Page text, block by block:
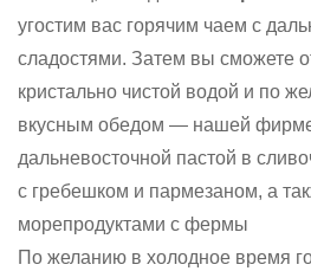
угоcтим вас горячим чаем с
сладостями. Затем вы сможете
кристально чистой водой и по
вкусным обедом — нашей
дальневосточной пастой в
с гребешком и пармезаном, а
морепродуктами с фермы
По желанию в холодное время